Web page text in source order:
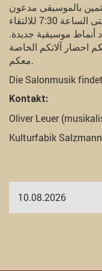
بالموسيقى مدعون
أسبوعياً يوم الإثنين من الساعة 5:30 حتى الساعة 7:30 للالتقاء
أنماط موسيقية جديدة.
احضار آلاتكم الخاصة
معكم.
Die Salonmusik
Kontakt:
Oliver Leuer
Kulturfabik
10.08.2026